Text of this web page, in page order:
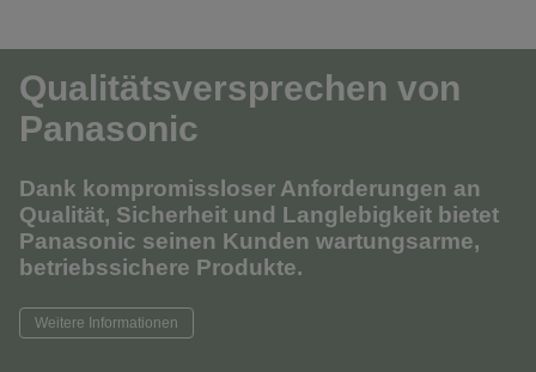
Qualitätsversprechen von
Panasonic
Dank kompromissloser Anforderungen an
Qualität, Sicherheit und Langlebigkeit bietet
Panasonic seinen Kunden wartungsarme,
betriebssichere Produkte.
Weitere Informationen